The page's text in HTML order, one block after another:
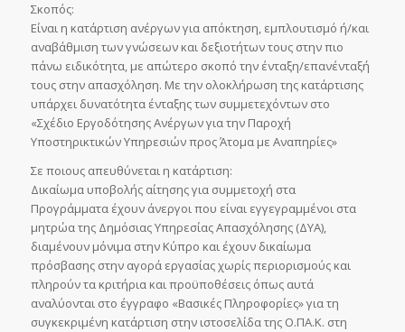
Σκοπός:
Είναι η κατάρτιση ανέργων για απόκτηση, εμπλουτισμό ή/και
αναβάθμιση των γνώσεων και δεξιοτήτων τους στην πιο
πάνω ειδικότητα, με απώτερο σκοπό την ένταξη/επανένταξή
τους στην απασχόληση. Με την ολοκλήρωση της κατάρτισης
υπάρχει δυνατότητα ένταξης των συμμετεχόντων στο
«Σχέδιο Εργοδότησης Ανέργων για την Παροχή
Υποστηρικτικών Υπηρεσιών προς Άτομα με Αναπηρίες»
Σε ποιους απευθύνεται η κατάρτιση:
Δικαίωμα υποβολής αίτησης για συμμετοχή στα
Προγράμματα έχουν άνεργοι που είναι εγγεγραμμένοι στα
μητρώα της Δημόσιας Υπηρεσίας Απασχόλησης (ΔΥΑ),
διαμένουν μόνιμα στην Κύπρο και έχουν δικαίωμα
πρόσβασης στην αγορά εργασίας χωρίς περιορισμούς και
πληρούν τα κριτήρια και προϋποθέσεις όπως αυτά
αναλύονται στο έγγραφο «Βασικές Πληροφορίες» για τη
συγκεκριμένη κατάρτιση στην ιστοσελίδα της Ο.ΠΑ.Κ. στη